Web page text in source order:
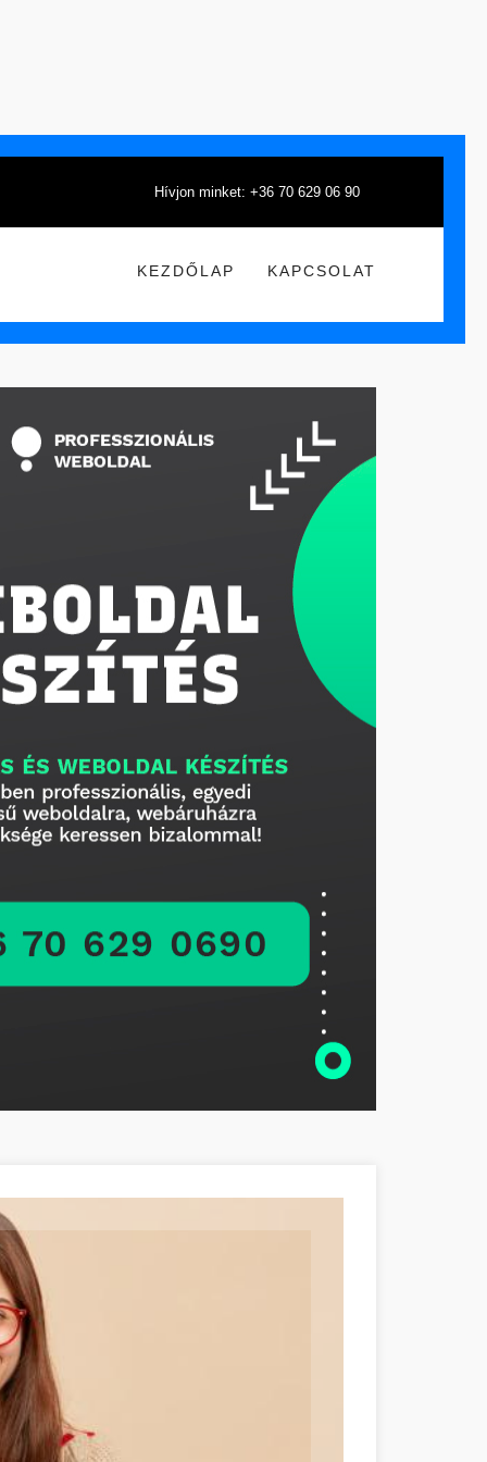
Hívjon minket: +36 70 629 06 90
KEZDŐLAP KAPCSOLAT